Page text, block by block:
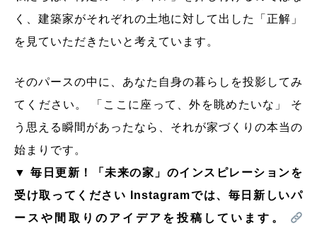
く、建築家がそれぞれの土地に対して出した「正解」
を見ていただきたいと考えています。
そのパースの中に、あなた自身の暮らしを投影してみ
てください。 「ここに座って、外を眺めたいな」 そ
う思える瞬間があったなら、それが家づくりの本当の
始まりです。
▼ 毎日更新！「未来の家」のインスピレーションを
受け取ってください Instagramでは、毎日新しいパ
ースや間取りのアイデアを投稿しています。